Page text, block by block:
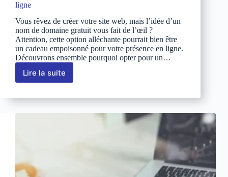
ligne
Vous rêvez de créer votre site web, mais l’idée d’un
nom de domaine gratuit vous fait de l’œil ?
Attention, cette option alléchante pourrait bien être
un cadeau empoisonné pour votre présence en ligne.
Découvrons ensemble pourquoi opter pour un…
Lire la suite
Les
cachés